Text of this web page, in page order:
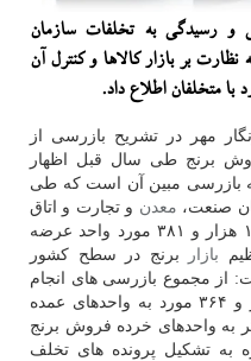
و رسیدگی به تخلفات سازمان
بر بازار كالاها و كنترل آن
متخلفان اطلاع داد.
مهر در تشریح بازرسی از
برنج طی سال قبل اظهار
بازرسی مبین آن است که طی
صنعت، معدن و تجارت و اتاق
اصناف استان ها، مجموعاً تعداد ۱۴۵ هزار و ۳۸۱ مورد واحد عرضه
بازار
برنج در سطح کشور
مجموع بازرسی های انجام
شده طی این مدت، تعداد ۳۳ هزار و ۳۶۴ مورد به واحدهای عمده
و ۱۷ مورد دیگر به واحدهای خرده فروش برنج
به تشکیل پرونده های تخلف